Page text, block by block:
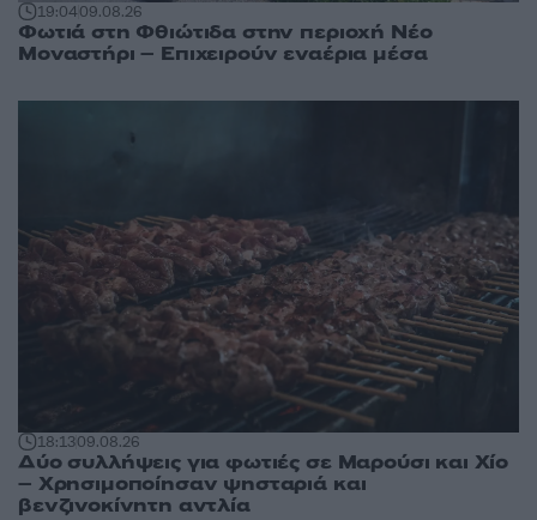
19:0409.08.26
Φωτιά στη Φθιώτιδα στην περιοχή Νέο
Μοναστήρι – Επιχειρούν εναέρια μέσα
18:1309.08.26
Δύο συλλήψεις για φωτιές σε Μαρούσι και Χίο
– Χρησιμοποίησαν ψησταριά και
βενζινοκίνητη αντλία